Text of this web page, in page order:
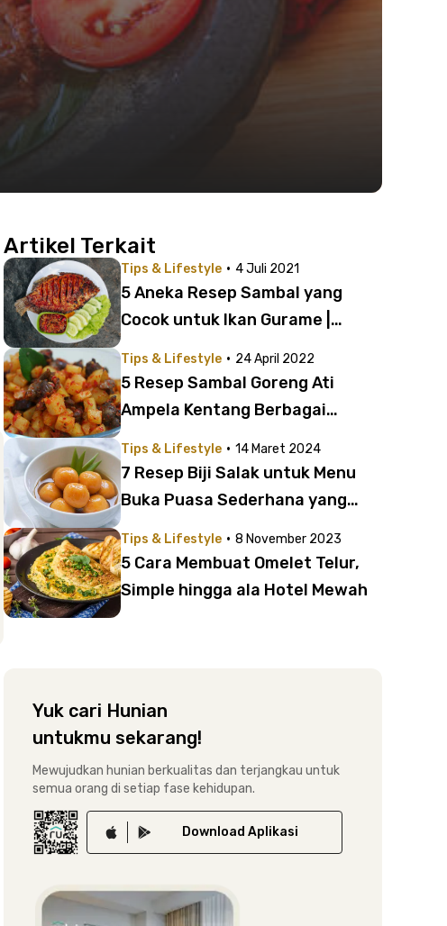
Artikel Terkait
Tips & Lifestyle · 4 Juli 2021
5 Aneka Resep Sambal yang
Cocok untuk Ikan Gurame |
Tips & Lifestyle · 24 April 2022
5 Resep Sambal Goreng Ati
Ampela Kentang Berbagai
Spesial di Hari Raya
Tips & Lifestyle · 14 Maret 2024
7 Resep Biji Salak untuk Menu
Buka Puasa Sederhana yang
Tips & Lifestyle · 8 November 2023
5 Cara Membuat Omelet Telur,
Simple hingga ala Hotel Mewah
Yuk cari Hunian
untukmu sekarang!
Mewujudkan hunian berkualitas dan terjangkau untuk
semua orang di setiap fase kehidupan.
Download Aplikasi